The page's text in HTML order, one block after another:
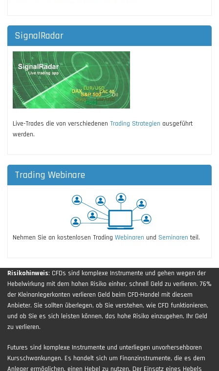
SignalRadar
Live-Trades die von verschiedenen Trading Strategien ausgeführt
werden.
Trading Webinare
Nehmen Sie an kostenlosen Trading Webinaren und Seminaren teil.
Risikohinweis: CFDs sind komplexe Instrumente und gehen wegen der
Hebelwirkung mit dem hohen Risiko einher, schnell Geld zu verlieren. 76%
der Kleinanlegerkonten verlieren Geld beim CFD-Handel mit diesem
Anbieter. Sie sollten überlegen, ob Sie verstehen, wie CFD funktionieren,
und ob Sie es sich leisten können, das hohe Risiko einzugehen, Ihr Geld
zu verlieren.
Futures sind komplexe Instrumente und unterliegen unvorhersehbaren
Kursschwankungen. Es handelt sich um Finanzinstrumente, die es dem
Anleger ermöglichen, einen Hebel zu nutzen. Der Einsatz eines Hebels